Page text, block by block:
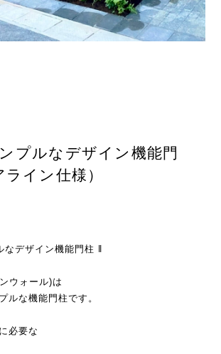
プルなデザイン機能門
ン仕様）
デザイン機能門柱 ‖
ウォール)は
ルな機能門柱です。
必要な